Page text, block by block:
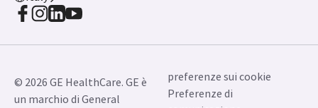
Annulla l'iscrizione
Modello di Organizzazione,
gs. n. 231/2001 e Codice Etic
o